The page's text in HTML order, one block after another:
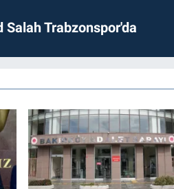
Salah Trabzonspor'da